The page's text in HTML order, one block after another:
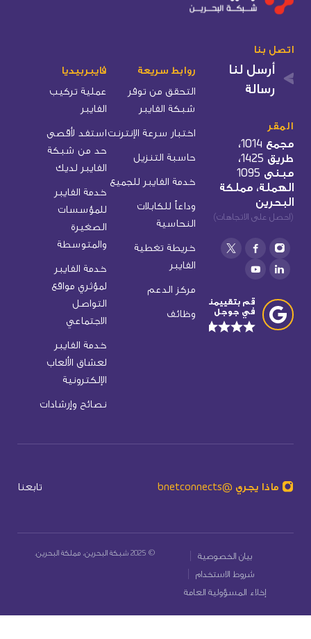
اتصل بنا
أرسل لنا
رسالة
المقر
مجمع 1014،
طريق 1425،
مبنى 1095
الهملة، مملكة
البحرين
(احصل على الاتجاهات)
قم بتقييمنا
في جوجل
روابط سريعة
التحقق من توفر
شبكة الفايبر
اختبار سرعة الإنترنت
حاسبة التنزيل
خدمة الفايبر للجميع
وداعاً للكابلات
النحاسية
خريطة تغطية
الفايبر
مركز الدعم
وظائف
فايبربيديا
عملية تركيب
الفايبر
استفد لأقصى
حد من شبكة
الفايبر لديك
خدمة الفايبر
للمؤسسات
الصغيرة
والمتوسطة
خدمة الفايبر
لمؤثري مواقع
التواصل
الاجتماعي
خدمة الفايبر
لعشاق الألعاب
الإلكترونية
نصائح وإرشادات
ماذا يجري @bnetconnects تابعنا
© 2025 شبكة البحرين، مملكة البحرين.
بيان الخصوصية
شروط الاستخدام
إخلاء المسؤولية العامة